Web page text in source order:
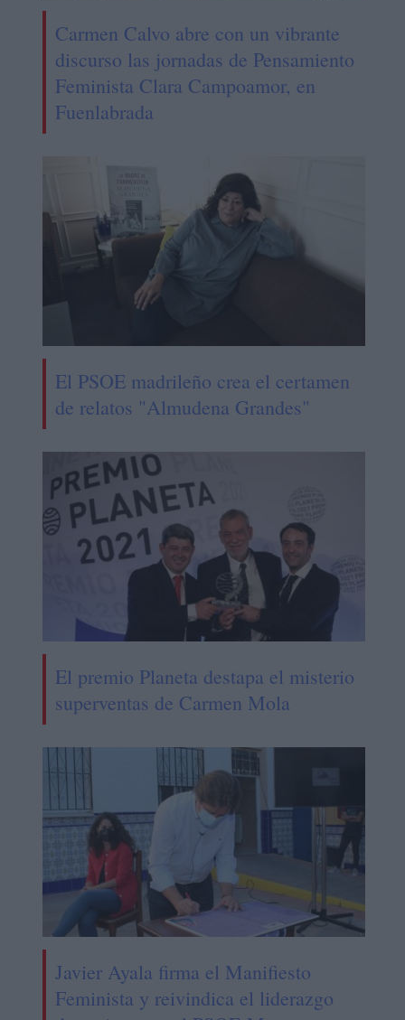
Carmen Calvo abre con un vibrante
discurso las jornadas de Pensamiento
Feminista Clara Campoamor, en
Fuenlabrada
El PSOE madrileño crea el certamen
de relatos "Almudena Grandes"
El premio Planeta destapa el misterio
superventas de Carmen Mola
Javier Ayala firma el Manifiesto
Feminista y reivindica el liderazgo